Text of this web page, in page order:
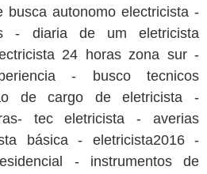
busca autonomo electricista -
- diaria de um eletricista
24 horas zona sur -
- busco tecnicos
de cargo de eletricista -
tec eletricista - averias
básica - eletricista2016 -
- instrumentos de